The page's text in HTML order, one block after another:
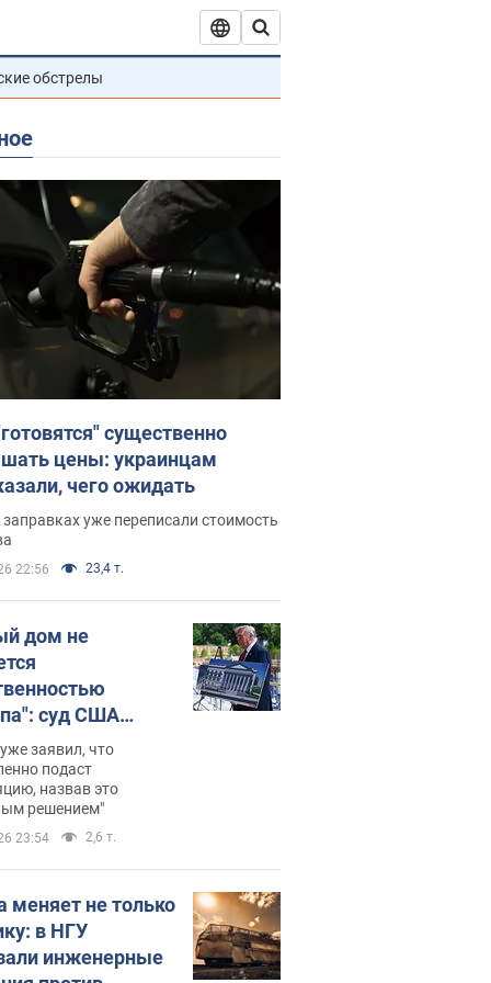
обстрелы
существенно
цены: украинцам
чего ожидать
уже переписали стоимость
22:56 23,4 т.
дом не
суд США
зала
400 млн
заявил, что
подаст
назвав это
решением"
23:54 2,6 т.
меняет не только
в НГУ
инженерные